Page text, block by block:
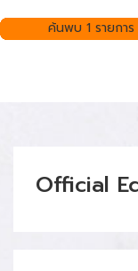
ค้นพบ 1 รายการ
Official